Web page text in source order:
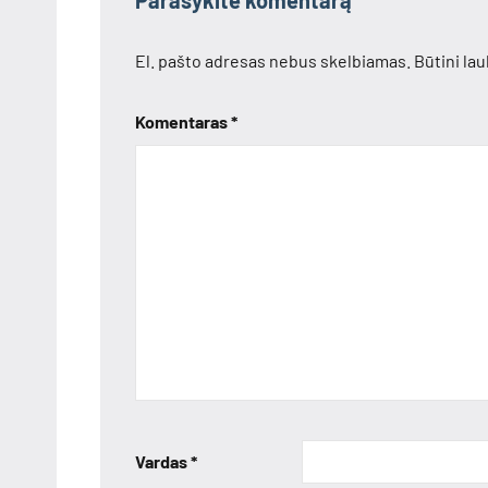
El. pašto adresas nebus skelbiamas. Būtini
Komentaras*
Vardas*